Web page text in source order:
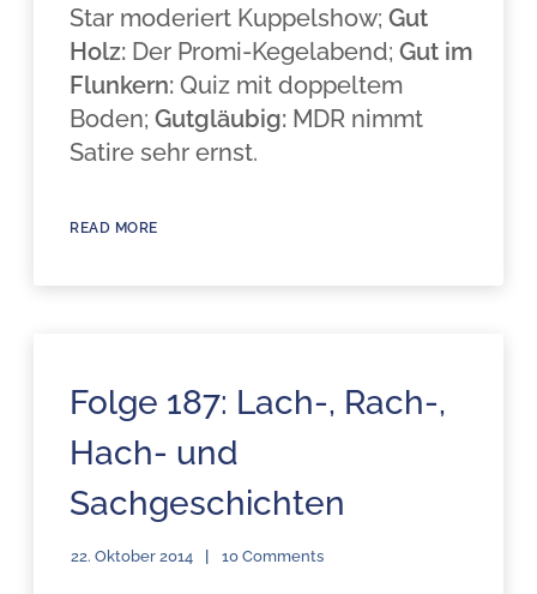
Star moderiert Kuppelshow;Gut
Holz: Der Promi-Kegelabend;Gut im
Flunkern: Quiz mit doppeltem
Boden;Gutgläubig: MDR nimmt
Satire sehr ernst.
READ MORE
Folge 187: Lach-, Rach-,
Hach- und
Sachgeschichten
22. Oktober 2014 10 Comments